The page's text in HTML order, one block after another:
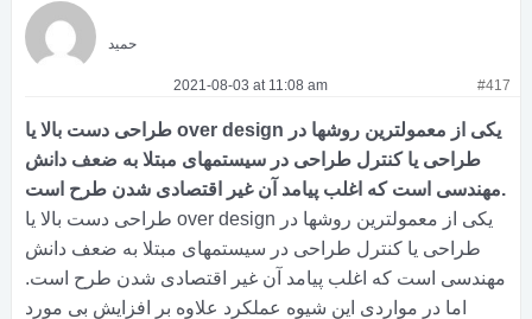
2021-08-03 at 11:08 am #417
حمید
طراحی دست بالا یا over design یکی از معمولترین روشها در
طراحی یا کنترل طراحی در سیستمهای مبتلا به ضعف دانش
مهندسی است که اغلب پیامد آن غیر اقتصادی شدن طرح است.
طراحی دست بالا یا over design یکی از معمولترین روشها در
طراحی یا کنترل طراحی در سیستمهای مبتلا به ضعف دانش
مهندسی است که اغلب پیامد آن غیر اقتصادی شدن طرح است.
اما در مواردی این شیوه عملکرد علاوه بر افزایش بی مورد